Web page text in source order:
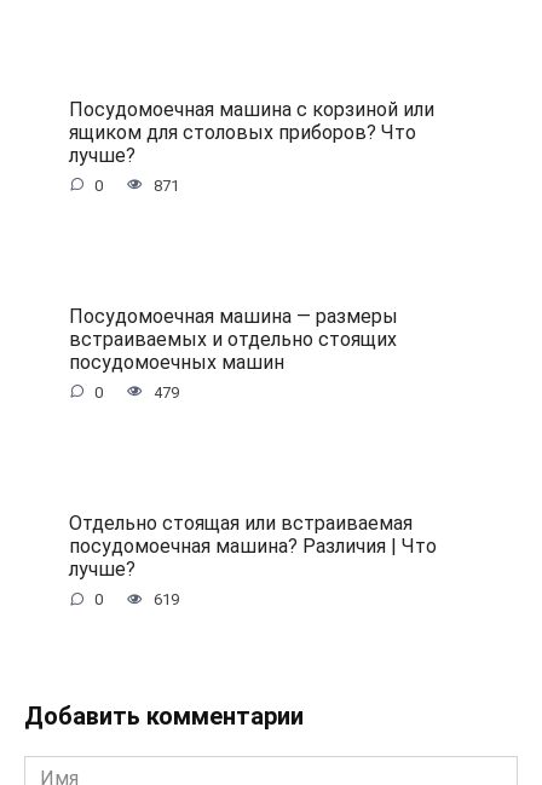
Посудомоечная машина с корзиной или
ящиком для столовых приборов? Что
лучше?
0 871
Посудомоечная машина — размеры
встраиваемых и отдельно стоящих
посудомоечных машин
0 479
Отдельно стоящая или встраиваемая
посудомоечная машина? Различия | Что
лучше?
0 619
Добавить комментарии
Имя